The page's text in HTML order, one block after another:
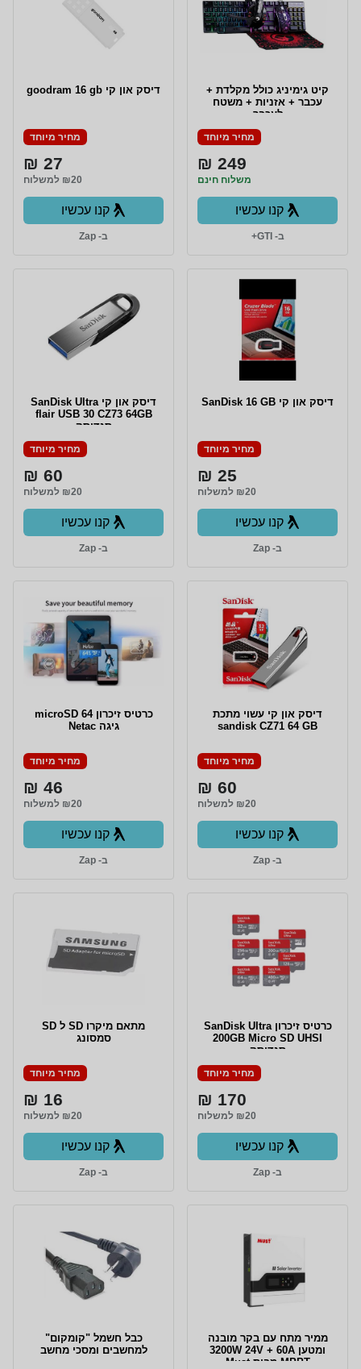
קיט גימיניג כולל מקלדת +
עכבר + אזניות + משטח
לעכבר
מחיר מיוחד
249 ₪
משלוח חינם
קנו עכשיו
ב- GTI+
דיסק און קי goodram 16 gb
מחיר מיוחד
27 ₪
₪20 למשלוח
קנו עכשיו
ב- Zap
דיסק און קי SanDisk 16 GB
מחיר מיוחד
25 ₪
₪20 למשלוח
קנו עכשיו
ב- Zap
דיסק און קי SanDisk Ultra
flair USB 30 CZ73 64GB
סנדיסק
מחיר מיוחד
60 ₪
₪20 למשלוח
קנו עכשיו
ב- Zap
דיסק און קי עשוי מתכת
sandisk CZ71 64 GB
מחיר מיוחד
60 ₪
₪20 למשלוח
קנו עכשיו
ב- Zap
כרטיס זיכרון microSD 64
גיגה Netac
מחיר מיוחד
46 ₪
₪20 למשלוח
קנו עכשיו
ב- Zap
כרטיס זיכרון SanDisk Ultra
200GB Micro SD UHSI
סנדיסק
מחיר מיוחד
170 ₪
₪20 למשלוח
קנו עכשיו
ב- Zap
מתאם מיקרו SD ל SD
סמסונג
מחיר מיוחד
16 ₪
₪20 למשלוח
קנו עכשיו
ב- Zap
ממיר מתח עם בקר מובנה
ומטען 3200W 24V + 60A
MPPT מבית Must
כבל חשמל "קומקום"
למחשבים ומסכי מחשב